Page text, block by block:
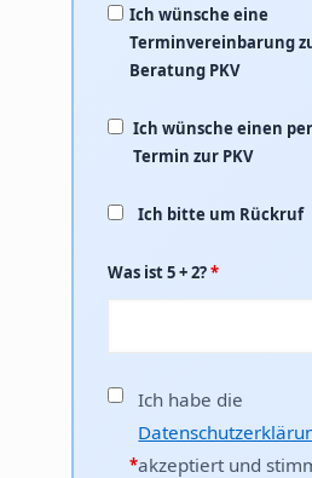
Ich wünsche eine
Terminvereinbarung
Beratung PKV
Ich wünsche einen
Termin zur PKV
Ich bitte um Rückruf
Was ist 5 + 2?*
*
Ich habe die
akzeptiert und